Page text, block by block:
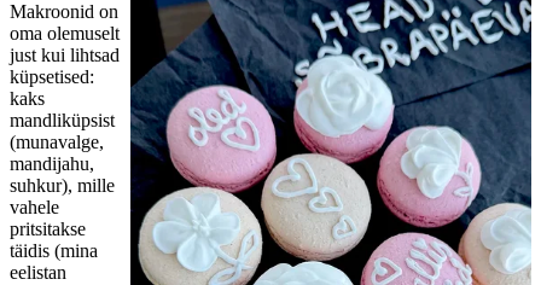
Makroonid on
oma olemuselt
just kui lihtsad
küpsetised:
kaks
mandliküpsist
(munavalge,
mandijahu,
suhkur), mille
vahele
pritsitakse
täidis (mina
eelistan